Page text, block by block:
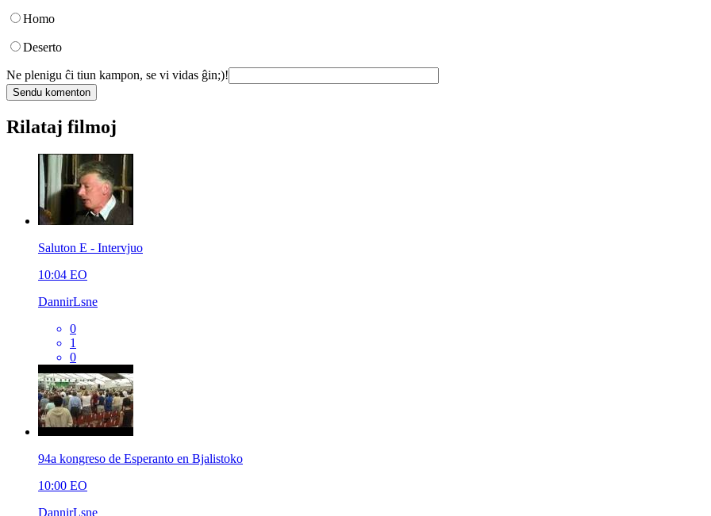
Homo
Deserto
Ne plenigu ĉi tiun kampon, se vi vidas ĝin;)!
Rilataj filmoj
Saluton E - Intervjuo
10:04 EO
DannirLsne
0
1
0
94a kongreso de Esperanto en Bjalistoko
10:00 EO
DannirLsne